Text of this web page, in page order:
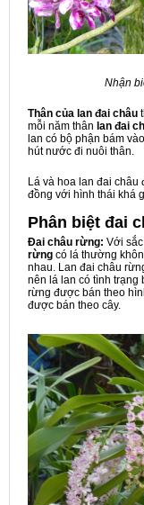
Nhận
Thân của lan đai châu
mỗi năm thân lan đai
lan có bộ phận bám
hút nước đi nuôi thân.
Lá và hoa lan đai châu
đồng với hình thái khá
Phân biệt đai
Đai châu rừng: Với
rừng có lá thường
nhau. Lan đai châu
nên lá lan có tình
rừng được bán theo
được bán theo cây.